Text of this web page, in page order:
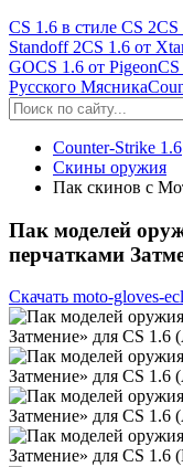
CS 1.6 в стиле CS 2CS
Standoff 2CS 1.6 от
GOCS 1.6 от PigeonCS
Русского Мясника
Counter-Strike 1.6
Скины оружия
Пак скинов с
Пак моделей
перчатками
Скачать moto-gloves-